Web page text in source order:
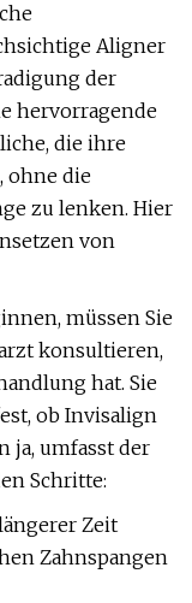
Aligner
der
hervorragende
die ihre
ohne die
zu lenken. Hier
von
müssen Sie
konsultieren,
hat. Sie
ob Invisalign
ja, umfasst der
Schritte:
Zeit
Zahnspangen